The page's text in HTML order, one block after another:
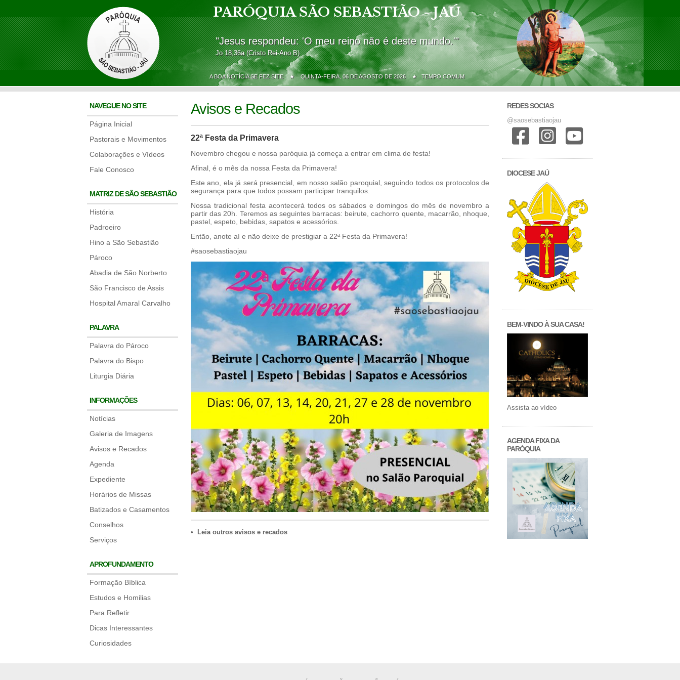
PARÓQUIA SÃO SEBASTIÃO - JAÚ
"Jesus respondeu: 'O meu reino não é deste mundo.'"
Jo 18,36a (Cristo Rei-Ano B)
A BOA NOTÍCIA SE FEZ SITE ★QUINTA-FEIRA, 06 DE AGOSTO DE 2026 ★ TEMPO COMUM
NAVEGUE NO SITE
Página Inicial
Pastorais e Movimentos
Colaborações e Vídeos
Fale Conosco
MATRIZ DE SÃO SEBASTIÃO
História
Padroeiro
Hino a São Sebastião
Pároco
Abadia de São Norberto
São Francisco de Assis
Hospital Amaral Carvalho
PALAVRA
Palavra do Pároco
Palavra do Bispo
Liturgia Diária
INFORMAÇÕES
Notícias
Galeria de Imagens
Avisos e Recados
Agenda
Expediente
Horários de Missas
Batizados e Casamentos
Conselhos
Serviços
APROFUNDAMENTO
Formação Bíblica
Estudos e Homilias
Para Refletir
Dicas Interessantes
Curiosidades
Avisos e Recados
22ª Festa da Primavera
Novembro chegou e nossa paróquia já começa a entrar em clima de festa!
Afinal, é o mês da nossa Festa da Primavera!
Este ano, ela já será presencial, em nosso salão paroquial, seguindo todos os protocolos de
segurança para que todos possam participar tranquilos.
Nossa tradicional festa acontecerá todos os sábados e domingos do mês de novembro a
partir das 20h. Teremos as seguintes barracas: beirute, cachorro quente, macarrão, nhoque,
pastel, espeto, bebidas, sapatos e acessórios.
Então, anote aí e não deixe de prestigiar a 22ª Festa da Primavera!
#saosebastiaojau
• Leia outros avisos e recados
REDES SOCIAS
@saosebastiaojau
DIOCESE JAÚ
BEM-VINDO À SUA CASA!
Assista ao vídeo
AGENDA FIXA DA
PARÓQUIA